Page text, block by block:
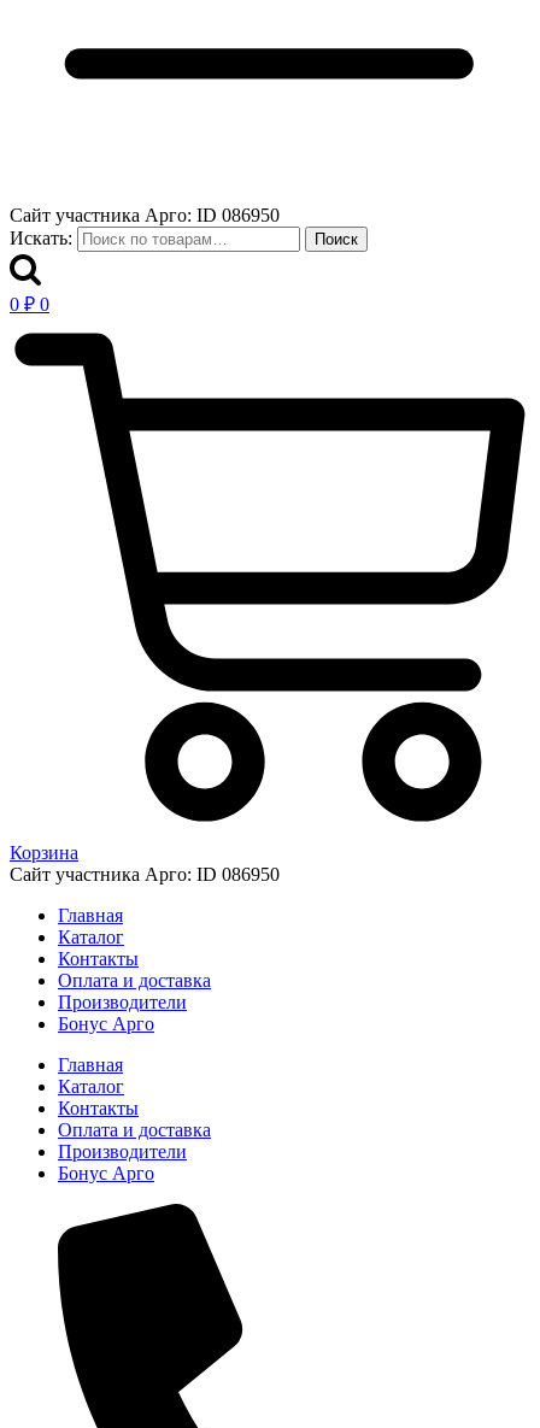
Сайт участника Арго: ID 086950
Искать:
Поиск
0 ₽ 0
Корзина
Сайт участника Арго: ID 086950
Главная
Каталог
Контакты
Оплата и доставка
Производители
Бонус Арго
Главная
Каталог
Контакты
Оплата и доставка
Производители
Бонус Арго